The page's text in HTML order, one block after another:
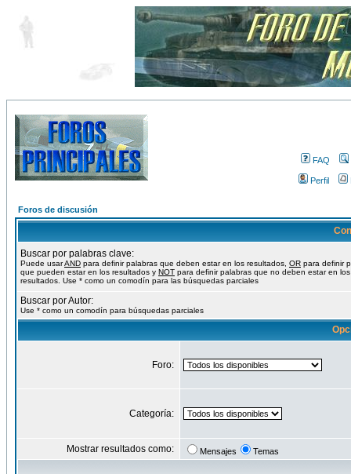
FAQ
Perfil
Foros de discusión
Buscar por palabras clave:
Puede usarAND para definir palabras que deben estar en los resultados, OR para definir
que pueden estar en los resultados y NOT para definir palabras que no deben estar en los
resultados. Use * como un comodín para las búsquedas parciales
Buscar por Autor:
Use * como un comodín para búsquedas parciales
Foro:
Categoría:
Mostrar resultados como: Mensajes Temas